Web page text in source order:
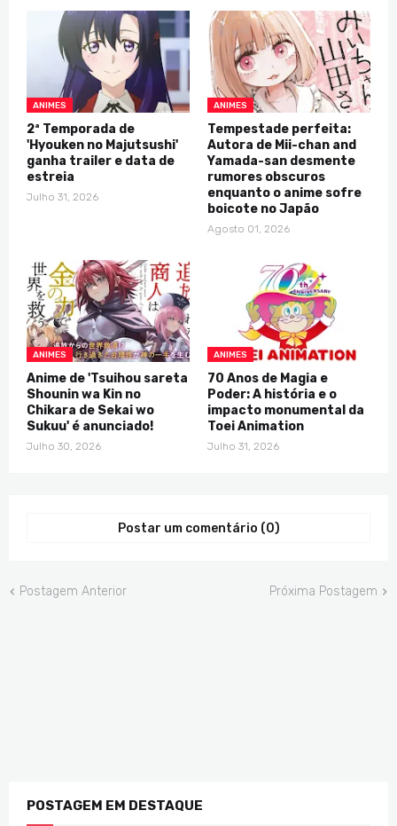
ANIMES
2ª Temporada de
'Hyouken no Majutsushi'
ganha trailer e data de
estreia
Julho 31, 2026
ANIMES
Tempestade perfeita:
Autora de Mii-chan and
Yamada-san desmente
rumores obscuros
enquanto o anime sofre
boicote no Japão
Agosto 01, 2026
ANIMES
Anime de 'Tsuihou sareta
Shounin wa Kin no
Chikara de Sekai wo
Sukuu' é anunciado!
Julho 30, 2026
ANIMES
70 Anos de Magia e
Poder: A história e o
impacto monumental da
Toei Animation
Julho 31, 2026
Postar um comentário (0)
Postagem Anterior Próxima Postagem
POSTAGEM EM DESTAQUE